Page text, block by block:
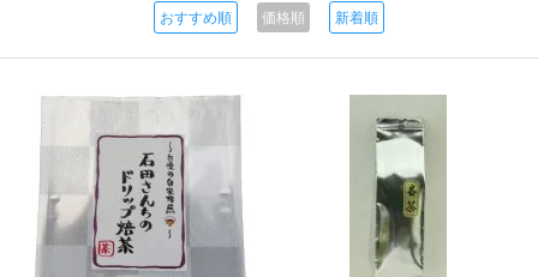
おすすめ順 価格順 新着順